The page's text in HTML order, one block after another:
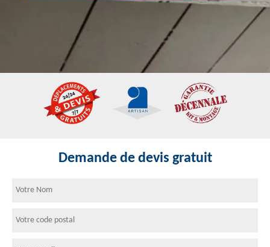
Demande de devis gratuit